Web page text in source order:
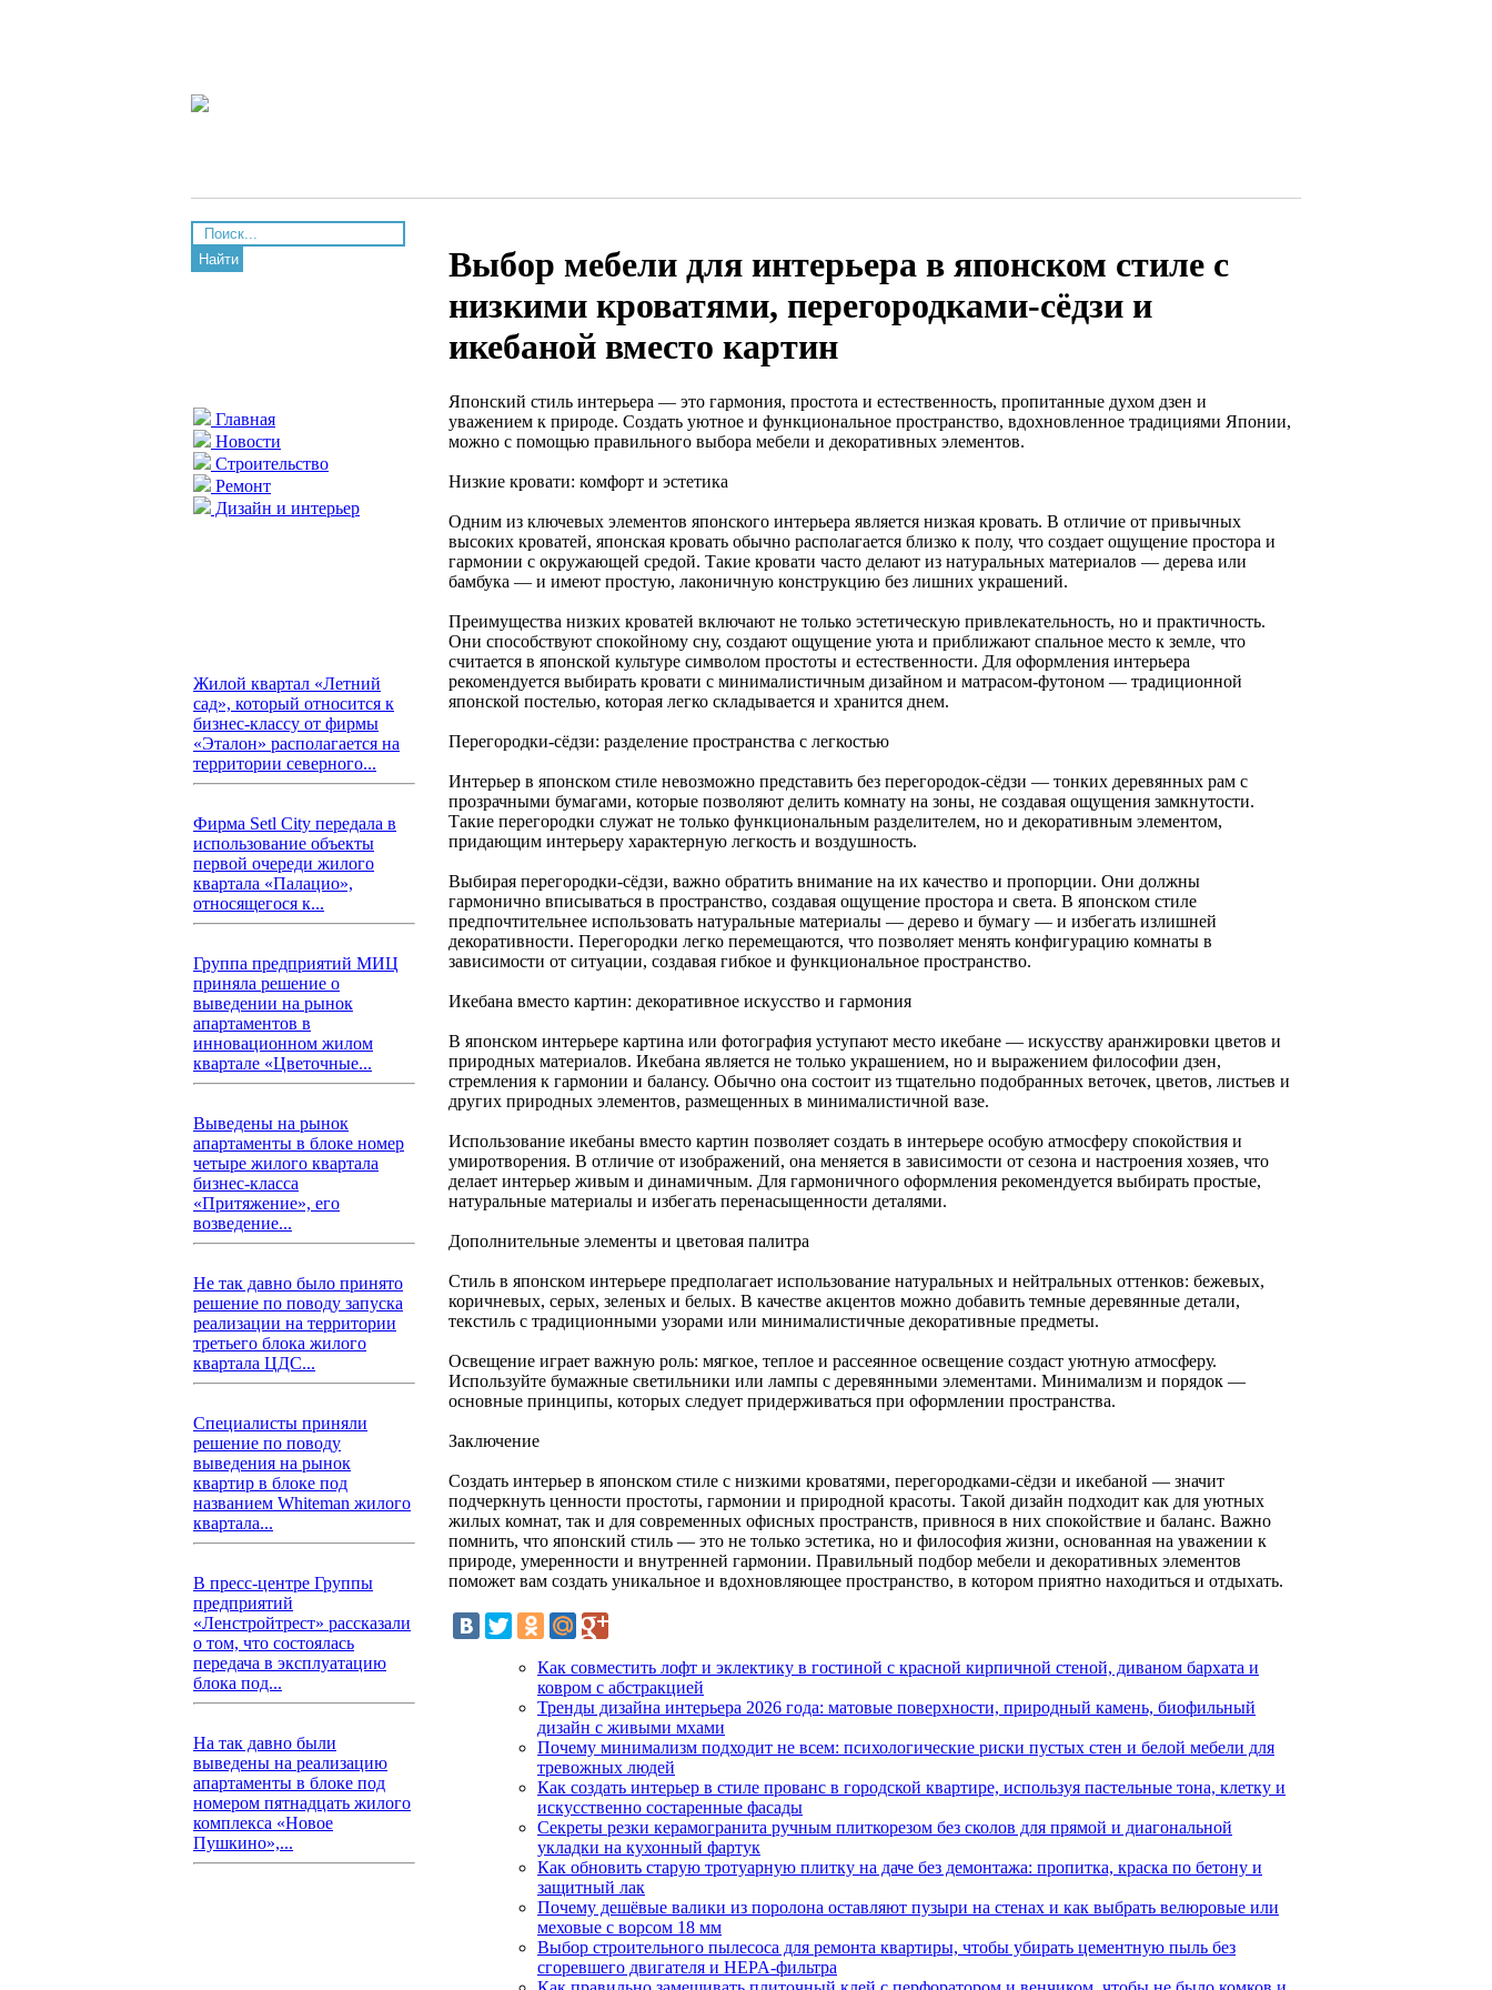
Найти
Главная
Новости
Строительство
Ремонт
Дизайн и интерьер
Жилой квартал «Летний
сад», который относится к
бизнес-классу от фирмы
«Эталон» располагается на
территории северного...
Фирма Setl City передала в
использование объекты
первой очереди жилого
квартала «Палацио»,
относящегося к...
Группа предприятий МИЦ
приняла решение о
выведении на рынок
апартаментов в
инновационном жилом
квартале «Цветочные...
Выведены на рынок
апартаменты в блоке номер
четыре жилого квартала
бизнес-класса
«Притяжение», его
возведение...
Не так давно было принято
решение по поводу запуска
реализации на территории
третьего блока жилого
квартала ЦДС...
Специалисты приняли
решение по поводу
выведения на рынок
квартир в блоке под
названием Whiteman жилого
квартала...
В пресс-центре Группы
предприятий
«Ленстройтрест» рассказали
о том, что состоялась
передача в эксплуатацию
блока под...
На так давно были
выведены на реализацию
апартаменты в блоке под
номером пятнадцать жилого
комплекса «Новое
Пушкино»,...
Выбор мебели для интерьера в японском стиле с
низкими кроватями, перегородками-сёдзи и
икебаной вместо картин
Японский стиль интерьера — это гармония, простота и естественность, пропитанные духом дзен и
уважением к природе. Создать уютное и функциональное пространство, вдохновленное традициями Японии,
можно с помощью правильного выбора мебели и декоративных элементов.
Низкие кровати: комфорт и эстетика
Одним из ключевых элементов японского интерьера является низкая кровать. В отличие от привычных
высоких кроватей, японская кровать обычно располагается близко к полу, что создает ощущение простора и
гармонии с окружающей средой. Такие кровати часто делают из натуральных материалов — дерева или
бамбука — и имеют простую, лаконичную конструкцию без лишних украшений.
Преимущества низких кроватей включают не только эстетическую привлекательность, но и практичность.
Они способствуют спокойному сну, создают ощущение уюта и приближают спальное место к земле, что
считается в японской культуре символом простоты и естественности. Для оформления интерьера
рекомендуется выбирать кровати с минималистичным дизайном и матрасом-футоном — традиционной
японской постелью, которая легко складывается и хранится днем.
Перегородки-сёдзи: разделение пространства с легкостью
Интерьер в японском стиле невозможно представить без перегородок-сёдзи — тонких деревянных рам с
прозрачными бумагами, которые позволяют делить комнату на зоны, не создавая ощущения замкнутости.
Такие перегородки служат не только функциональным разделителем, но и декоративным элементом,
придающим интерьеру характерную легкость и воздушность.
Выбирая перегородки-сёдзи, важно обратить внимание на их качество и пропорции. Они должны
гармонично вписываться в пространство, создавая ощущение простора и света. В японском стиле
предпочтительнее использовать натуральные материалы — дерево и бумагу — и избегать излишней
декоративности. Перегородки легко перемещаются, что позволяет менять конфигурацию комнаты в
зависимости от ситуации, создавая гибкое и функциональное пространство.
Икебана вместо картин: декоративное искусство и гармония
В японском интерьере картина или фотография уступают место икебане — искусству аранжировки цветов и
природных материалов. Икебана является не только украшением, но и выражением философии дзен,
стремления к гармонии и балансу. Обычно она состоит из тщательно подобранных веточек, цветов, листьев и
других природных элементов, размещенных в минималистичной вазе.
Использование икебаны вместо картин позволяет создать в интерьере особую атмосферу спокойствия и
умиротворения. В отличие от изображений, она меняется в зависимости от сезона и настроения хозяев, что
делает интерьер живым и динамичным. Для гармоничного оформления рекомендуется выбирать простые,
натуральные материалы и избегать перенасыщенности деталями.
Дополнительные элементы и цветовая палитра
Стиль в японском интерьере предполагает использование натуральных и нейтральных оттенков: бежевых,
коричневых, серых, зеленых и белых. В качестве акцентов можно добавить темные деревянные детали,
текстиль с традиционными узорами или минималистичные декоративные предметы.
Освещение играет важную роль: мягкое, теплое и рассеянное освещение создаст уютную атмосферу.
Используйте бумажные светильники или лампы с деревянными элементами. Минимализм и порядок —
основные принципы, которых следует придерживаться при оформлении пространства.
Заключение
Создать интерьер в японском стиле с низкими кроватями, перегородками-сёдзи и икебаной — значит
подчеркнуть ценности простоты, гармонии и природной красоты. Такой дизайн подходит как для уютных
жилых комнат, так и для современных офисных пространств, привнося в них спокойствие и баланс. Важно
помнить, что японский стиль — это не только эстетика, но и философия жизни, основанная на уважении к
природе, умеренности и внутренней гармонии. Правильный подбор мебели и декоративных элементов
поможет вам создать уникальное и вдохновляющее пространство, в котором приятно находиться и отдыхать.
Как совместить лофт и эклектику в гостиной с красной кирпичной стеной, диваном бархата и
ковром с абстракцией
Тренды дизайна интерьера 2026 года: матовые поверхности, природный камень, биофильный
дизайн с живыми мхами
Почему минимализм подходит не всем: психологические риски пустых стен и белой мебели для
тревожных людей
Как создать интерьер в стиле прованс в городской квартире, используя пастельные тона, клетку и
искусственно состаренные фасады
Секреты резки керамогранита ручным плиткорезом без сколов для прямой и диагональной
укладки на кухонный фартук
Как обновить старую тротуарную плитку на даче без демонтажа: пропитка, краска по бетону и
защитный лак
Почему дешёвые валики из поролона оставляют пузыри на стенах и как выбрать велюровые или
меховые с ворсом 18 мм
Выбор строительного пылесоса для ремонта квартиры, чтобы убирать цементную пыль без
сгоревшего двигателя и HEPA-фильтра